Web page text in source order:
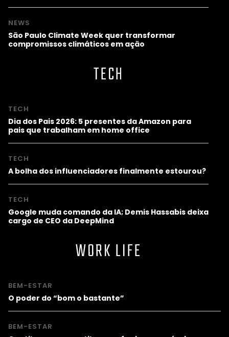
NEWS
São Paulo Climate Week quer transformar
compromissos climáticos em ação
TECH
TECH
Dia dos Pais 2026: 5 presentes da Amazon para
pais que trabalham em home office
TECH
A bolha dos influenciadores finalmente estourou?
TECH
Google muda comando da IA; Demis Hassabis deixa
cargo de CEO da DeepMind
WORK LIFE
BEM-ESTAR
O poder do “bom o bastante”
BEM-ESTAR